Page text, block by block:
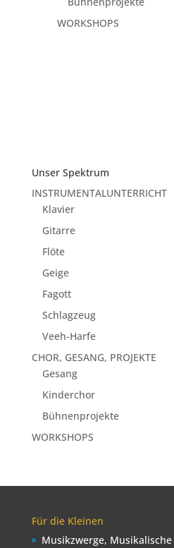
WORKSHOPS
Unser Spektrum
INSTRUMENTALUNTERRICHT
Klavier
Gitarre
Flöte
Geige
Fagott
Schlagzeug
Veeh-Harfe
CHOR, GESANG, PROJEKTE
Gesang
Kinderchor
Bühnenprojekte
WORKSHOPS
Für die Kleinen
Musikzwerge,